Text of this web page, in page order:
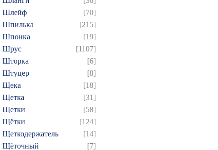
Шлейф
[70]
Шпилька
[215]
Шпонка
[19]
Шрус
[1107]
Шторка
[6]
Штуцер
[8]
Щека
[18]
Щетка
[31]
Щетки
[58]
Щётки
[124]
Щеткодержатель
[14]
Щёточный
[7]